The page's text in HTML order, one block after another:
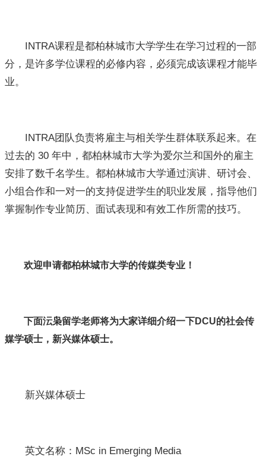
INTRA课程是都柏林城市大学学生在学习过程的一部
分，是许多学位课程的必修内容，必须完成该课程才能毕
业。
INTRA团队负责将雇主与相关学生群体联系起来。在
过去的 30 年中，都柏林城市大学为爱尔兰和国外的雇主
安排了数千名学生。都柏林城市大学通过演讲、研讨会、
小组合作和一对一的支持促进学生的职业发展，指导他们
掌握制作专业简历、面试表现和有效工作所需的技巧。
欢迎申请都柏林城市大学的传媒类专业！
下面沄枭留学老师将为大家详细介绍一下DCU的社会传
媒学硕士，新兴媒体硕士。
新兴媒体硕士
英文名称：MSc in Emerging Media